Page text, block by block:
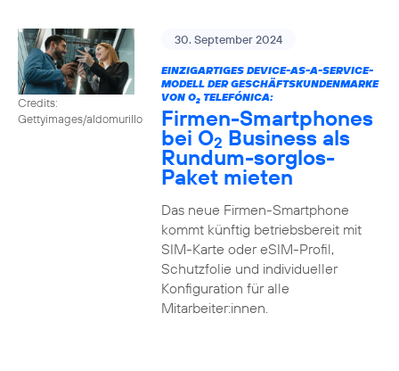
Credits:
Gettyimages/aldomurillo
30. September 2024
EINZIGARTIGES DEVICE-AS-A-SERVICE-
MODELL DER GESCHÄFTSKUNDENMARKE
VON O2TELEFÓNICA:
Firmen-Smartphones
bei O2 Business als
Rundum-sorglos-
Paket mieten
Das neue Firmen-Smartphone
kommt künftig betriebsbereit mit
SIM-Karte oder eSIM-Profil,
Schutzfolie und individueller
Konfiguration für alle
Mitarbeiter:innen.